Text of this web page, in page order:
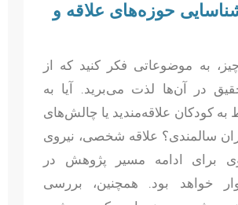
حوزه‌های علاقه و
به موضوعاتی فکر کنید که از
در آن‌ها لذت می‌برید. آیا به
کودکان علاقه‌مندید یا چالش‌های
سالمندی؟ علاقه شخصی، نیروی
برای ادامه مسیر پژوهش در
خواهد بود. همچنین، بررسی